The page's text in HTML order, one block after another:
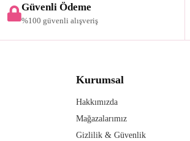
Güvenli Ödeme
%100 güvenli alışveriş
Kurumsal
Hakkımızda
Mağazalarımız
Gizlilik & Güvenlik